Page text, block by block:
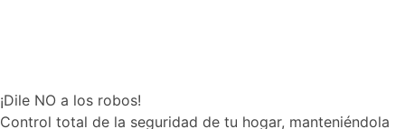
¡Dile NO a los robos!
Control total de la seguridad de tu hogar, manteniéndola